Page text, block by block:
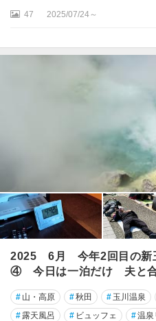
47 2025/07/24～
2025 6月 今年2回目の
④ 今日は一泊だけ 夫と
# 山・高原 #秋田 # 玉川温泉
# 露天風呂 # ビュッフェ #温泉